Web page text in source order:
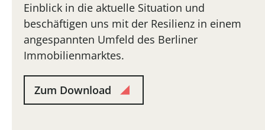
Einblick in die aktuelle Situation und
beschäftigen uns mit der Resilienz in einem
angespannten Umfeld des Berliner
Immobilienmarktes.
Zum Download